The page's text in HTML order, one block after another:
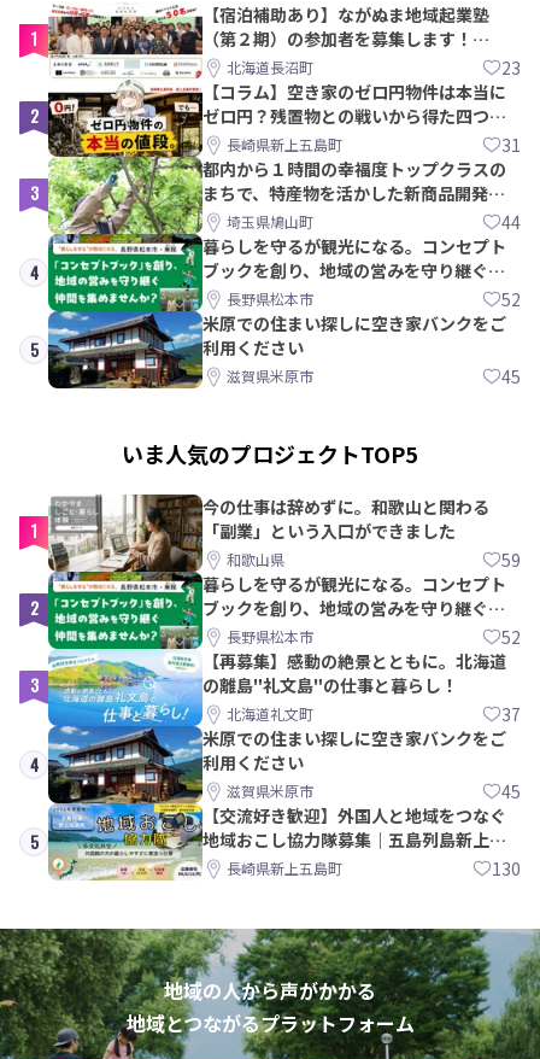
1
【宿泊補助あり】ながぬま地域起業塾
（第２期）の参加者を募集します！
【8/21〆】
北海道長沼町 23
2
【コラム】空き家のゼロ円物件は本当に
ゼロ円？残置物との戦いから得た四つの
教訓｜新上五島町
長崎県新上五島町 31
3
都内から１時間の幸福度トップクラスの
まちで、特産物を活かした新商品開発＆
PRメンバー募集！
埼玉県鳩山町 44
4
暮らしを守るが観光になる。コンセプト
ブックを創り、地域の営みを守り継ぐ仲
間を集めませんか？
長野県松本市 52
5
米原での住まい探しに空き家バンクをご
利用ください
滋賀県米原市 45
いま人気のプロジェクトTOP5
1
今の仕事は辞めずに。和歌山と関わる
「副業」という入口ができました
和歌山県 59
2
暮らしを守るが観光になる。コンセプト
ブックを創り、地域の営みを守り継ぐ仲
間を集めませんか？
長野県松本市 52
3
【再募集】感動の絶景とともに。北海道
の離島"礼文島"の仕事と暮らし！
北海道礼文町 37
4
米原での住まい探しに空き家バンクをご
利用ください
滋賀県米原市 45
5
【交流好き歓迎】外国人と地域をつなぐ
地域おこし協力隊募集｜五島列島新上五
島町長崎県新上五島町 130
地域の人から声がかかる
地域とつながるプラットフォーム